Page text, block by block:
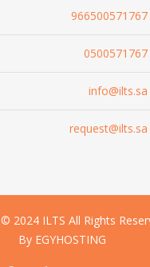
966500571767
0500571767
info@ilts.sa
request@ilts.sa
2024 ILTS All Rights
By EGYHOSTING